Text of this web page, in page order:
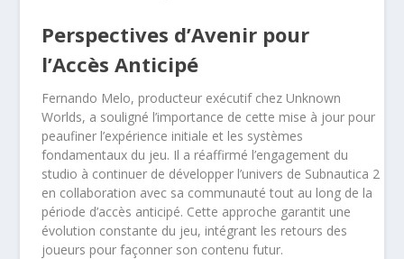
Perspectives d’Avenir pour
l’Accès Anticipé
Fernando Melo, producteur exécutif chez Unknown
Worlds, a souligné l’importance de cette mise à jour pour
peaufiner l’expérience initiale et les systèmes
fondamentaux du jeu. Il a réaffirmé l’engagement du
studio à continuer de développer l’univers de Subnautica 2
en collaboration avec sa communauté tout au long de la
période d’accès anticipé. Cette approche garantit une
évolution constante du jeu, intégrant les retours des
joueurs pour façonner son contenu futur.